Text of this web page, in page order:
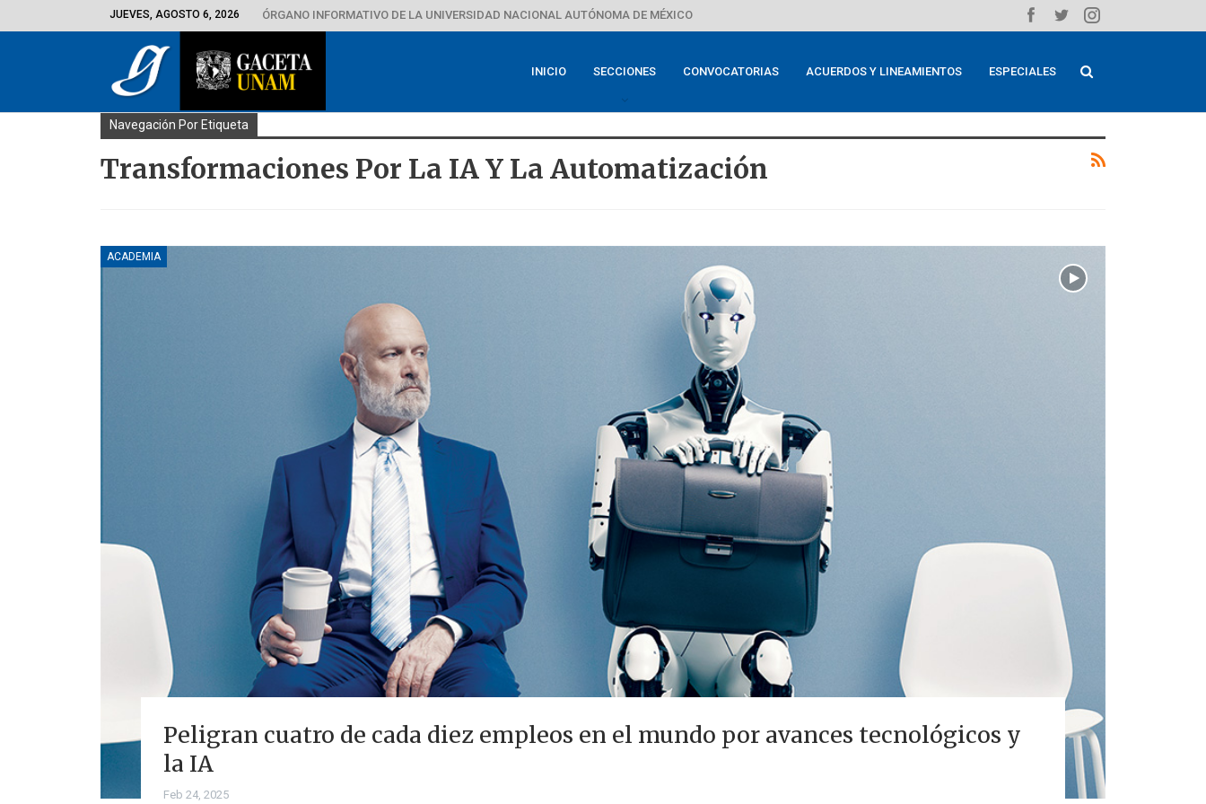
JUEVES, AGOSTO 6, 2026 ÓRGANO INFORMATIVO DE LA UNIVERSIDAD NACIONAL AUTÓNOMA DE MÉXICO
INICIO SECCIONES CONVOCATORIAS ACUERDOS Y LINEAMIENTOS ESPECIALES
Navegación Por Etiqueta
Transformaciones Por La IA Y La Automatización
ACADEMIA
Peligran cuatro de cada diez empleos en el mundo por avances tecnológicos y
la IA
Feb 24, 2025